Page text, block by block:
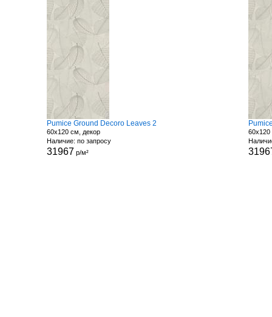
Pumice Ground Decoro Leaves 2
60x120 см, декор
Наличие: по запросу
31967 р/м²
60x120